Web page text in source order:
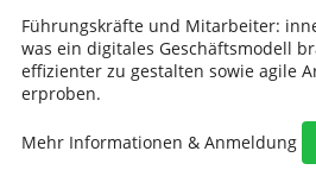
Führungskräfte und Mitarbeiter:
was ein digitales Geschäftsmodell
effizienter zu gestalten sowie agile
erproben.
Mehr Informationen & Anmeldung